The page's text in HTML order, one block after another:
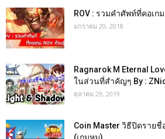
ROV : รวมคำศัพท์ที่คอเกม
มกราคม 20, 2018
Ragnarok M Eternal
ในส่วนที่สำคัญๆ By :
ตุลาคม 29, 2019
Coin Master วิธีปิดราย